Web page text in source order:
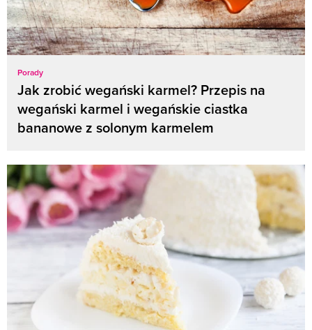
Porady
Jak zrobić wegański karmel? Przepis na
wegański karmel i wegańskie ciastka
bananowe z solonym karmelem